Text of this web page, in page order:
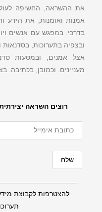
רוצים השראה
להצטרפות לקבוצת
את ההשראה, החשיפה
אמנות ואומנות, את הידע
בדרכי. במפגש עם אנשים
ובצפיה בתערוכות, בסדנאות
אצל אמנים, ובמסעות
מעניינים. וכמובן, בכתיבה.